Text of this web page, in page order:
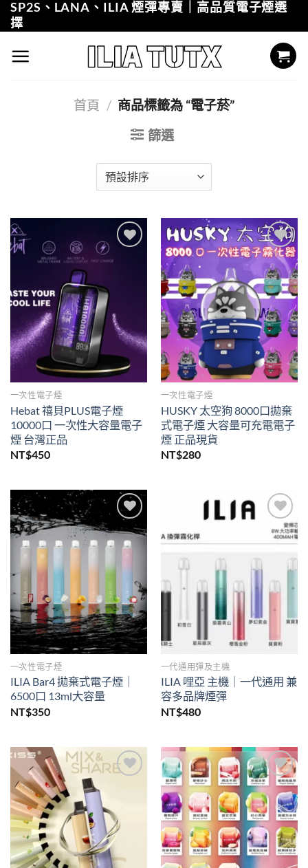
Skip
to
content
SP2S、LANA、ILIA 煙彈專賣｜高品質電子煙選
擇
首頁 / 商品標籤為 “電子菸”
篩選
Add to
一次性電子煙
Hebat 禧貝PLUS電子煙
10000口 一次性大容量電子
煙 台灣正品
NT$450
Add to
wishlist
一次性電子煙
HUSKY 太空狗 8000口拋棄
式電子煙 大容量可充電電子
煙 正品現貨
NT$280
Add to
wishlist
一次性電子煙
ILIA Bar4 拋棄式電子煙｜
6500口 13ml大容量
NT$350
Add to
wishlist
一代通用彈及主機
ILIA 哩亞 主機｜一代通用 兼
容多品牌煙彈
NT$480
Add to
wishlist